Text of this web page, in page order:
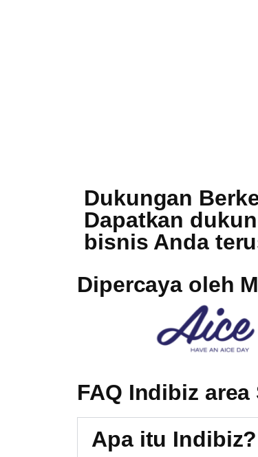
Dukungan
Dapatkan
bisnis Anda
Dipercaya oleh
FAQ Indibiz area
Apa itu Indibiz?